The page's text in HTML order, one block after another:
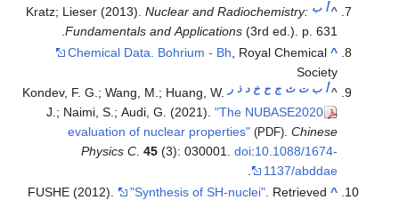
^أ ب Kratz; Lieser (2013).Nuclear and Radiochemistry:
Fundamentals and Applications (3rd ed.). p. 631.
^
Chemical Data. Bohrium - Bh , Royal Chemical
Society
^أ ب ت ث ج ح خ د ذ ر
Kondev, F. G.; Wang, M.; Huang, W.
J.; Naimi, S.; Audi, G. (2021)."The NUBASE2020
evaluation of nuclear properties" (PDF).Chinese
Physics C.45 (3): 030001.doi:10.1088/1674-
1137/abddae
.
^
FUSHE (2012). "Synthesis of SH-nuclei" . Retrieved